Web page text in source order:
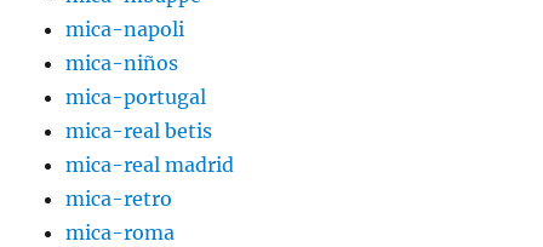
mica-napoli
mica-niños
mica-portugal
mica-real betis
mica-real madrid
mica-retro
mica-roma